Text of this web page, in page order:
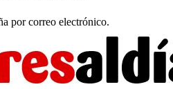
por correo electrónico.